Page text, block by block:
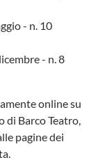
- n. 10
- n. 8
online su
di Barco Teatro,
pagine dei